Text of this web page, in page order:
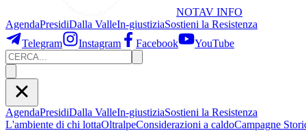
NOTAV INFO
AgendaPresidiDalla ValleIn-giustiziaSostieni la Resistenza
Telegram
Instagram Facebook YouTube
AgendaPresidiDalla ValleIn-giustiziaSostieni la Resistenza
L'ambiente di chi lottaOltralpeConsiderazioni a caldoCampagne